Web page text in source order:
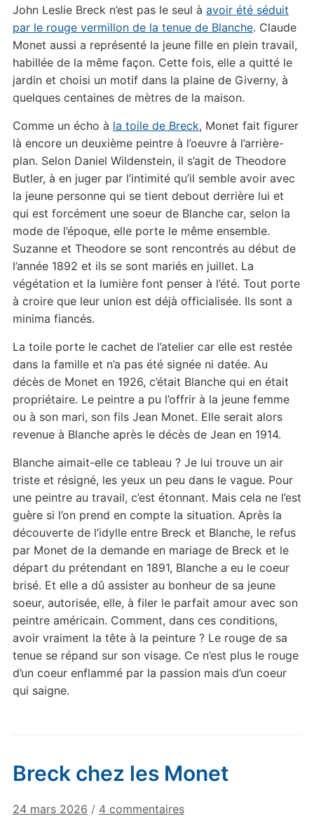
John Leslie Breck n’est pas le seul à avoir été séduit
par le rouge vermillon de la tenue de Blanche. Claude
Monet aussi a représenté la jeune fille en plein travail,
habillée de la même façon. Cette fois, elle a quitté le
jardin et choisi un motif dans la plaine de Giverny, à
quelques centaines de mètres de la maison.
Comme un écho à la toile de Breck, Monet fait figurer
là encore un deuxième peintre à l’oeuvre à l’arrière-
plan. Selon Daniel Wildenstein, il s’agit de Theodore
Butler, à en juger par l’intimité qu’il semble avoir avec
la jeune personne qui se tient debout derrière lui et
qui est forcément une soeur de Blanche car, selon la
mode de l’époque, elle porte le même ensemble.
Suzanne et Theodore se sont rencontrés au début de
l’année 1892 et ils se sont mariés en juillet. La
végétation et la lumière font penser à l’été. Tout porte
à croire que leur union est déjà officialisée. Ils sont a
minima fiancés.
La toile porte le cachet de l’atelier car elle est restée
dans la famille et n’a pas été signée ni datée. Au
décès de Monet en 1926, c’était Blanche qui en était
propriétaire. Le peintre a pu l’offrir à la jeune femme
ou à son mari, son fils Jean Monet. Elle serait alors
revenue à Blanche après le décès de Jean en 1914.
Blanche aimait-elle ce tableau ? Je lui trouve un air
triste et résigné, les yeux un peu dans le vague. Pour
une peintre au travail, c’est étonnant. Mais cela ne l’est
guère si l’on prend en compte la situation. Après la
découverte de l’idylle entre Breck et Blanche, le refus
par Monet de la demande en mariage de Breck et le
départ du prétendant en 1891, Blanche a eu le coeur
brisé. Et elle a dû assister au bonheur de sa jeune
soeur, autorisée, elle, à filer le parfait amour avec son
peintre américain. Comment, dans ces conditions,
avoir vraiment la tête à la peinture ? Le rouge de sa
tenue se répand sur son visage. Ce n’est plus le rouge
d’un coeur enflammé par la passion mais d’un coeur
qui saigne.
Breck chez les Monet
24 mars 2026 / 4 commentairessur